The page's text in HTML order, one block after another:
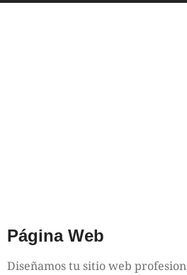
Página Web
Diseñamos tu sitio web